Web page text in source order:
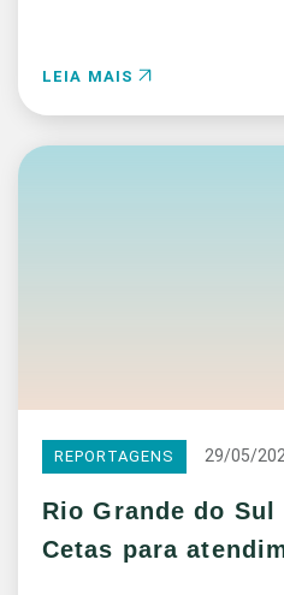
LEIA MAIS
REPORTAGENS 29/05/
Rio Grande do
Cetas para